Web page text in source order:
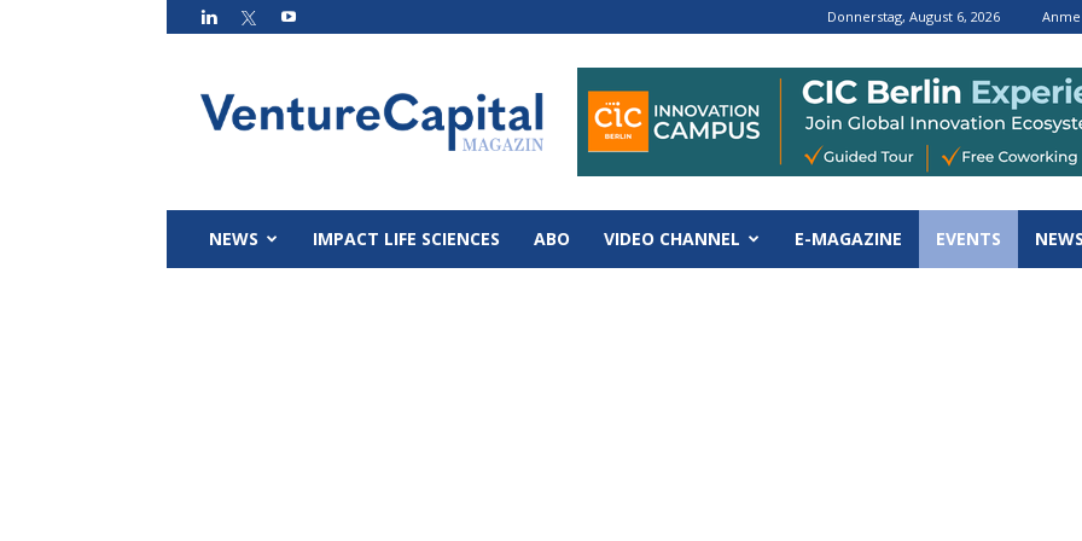
Donnerstag, August 6, 2026
Magazin
NEWS IMPACT LIFE SCIENCES ABO VIDEO CHANNEL E-MAGAZINE EVENTS